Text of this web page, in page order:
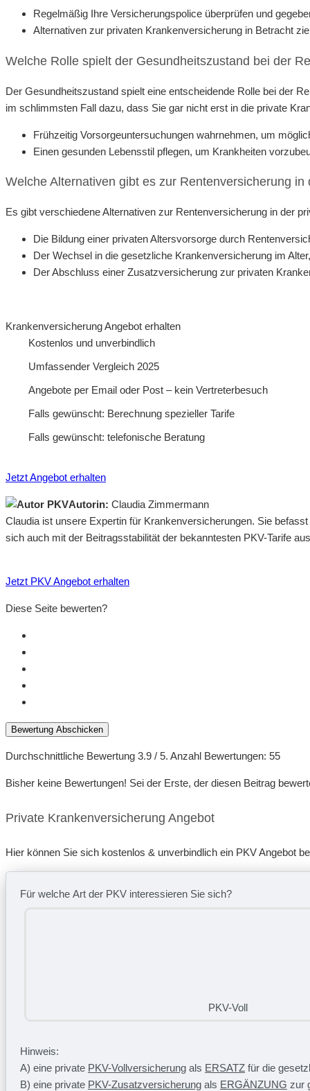
Regelmäßig Ihre Versicherungspolice überprüfen und
Alternativen zur privaten Krankenversicherung in Betracht
Welche Rolle spielt der Gesundheitszustand bei der
Der Gesundheitszustand spielt eine entscheidende Rolle bei der
im schlimmsten Fall dazu, dass Sie gar nicht erst in die private
Frühzeitig Vorsorgeuntersuchungen wahrnehmen, um
Einen gesunden Lebensstil pflegen, um Krankheiten
Welche Alternativen gibt es zur Rentenversicherung in
Es gibt verschiedene Alternativen zur Rentenversicherung in der
Die Bildung einer privaten Altersvorsorge durch
Der Wechsel in die gesetzliche Krankenversicherung im
Der Abschluss einer Zusatzversicherung zur privaten
Krankenversicherung Angebot erhalten
Kostenlos und unverbindlich
Umfassender Vergleich 2025
Angebote per Email oder Post – kein Vertreterbesuch
Falls gewünscht: Berechnung spezieller Tarife
Falls gewünscht: telefonische Beratung
Jetzt Angebot erhalten
Autorin: Claudia Zimmermann
Claudia ist unsere Expertin für Krankenversicherungen. Sie
sich auch mit der Beitragsstabilität der bekanntesten PKV-Tarife
Jetzt PKV Angebot erhalten
Diese Seite bewerten?
Bewertung Abschicken
Durchschnittliche Bewertung 3.9 / 5. Anzahl Bewertungen: 55
Bisher keine Bewertungen! Sei der Erste, der diesen Beitrag
Private Krankenversicherung Angebot
Hier können Sie sich kostenlos & unverbindlich ein PKV Angebot
Für welche Art der PKV interessieren Sie sich?
PKV-Voll
Hinweis:
A) eine private PKV-Vollversicherung als ERSATZ für die
B) eine private PKV-Zusatzversicherung als ERGÄNZUNG zur